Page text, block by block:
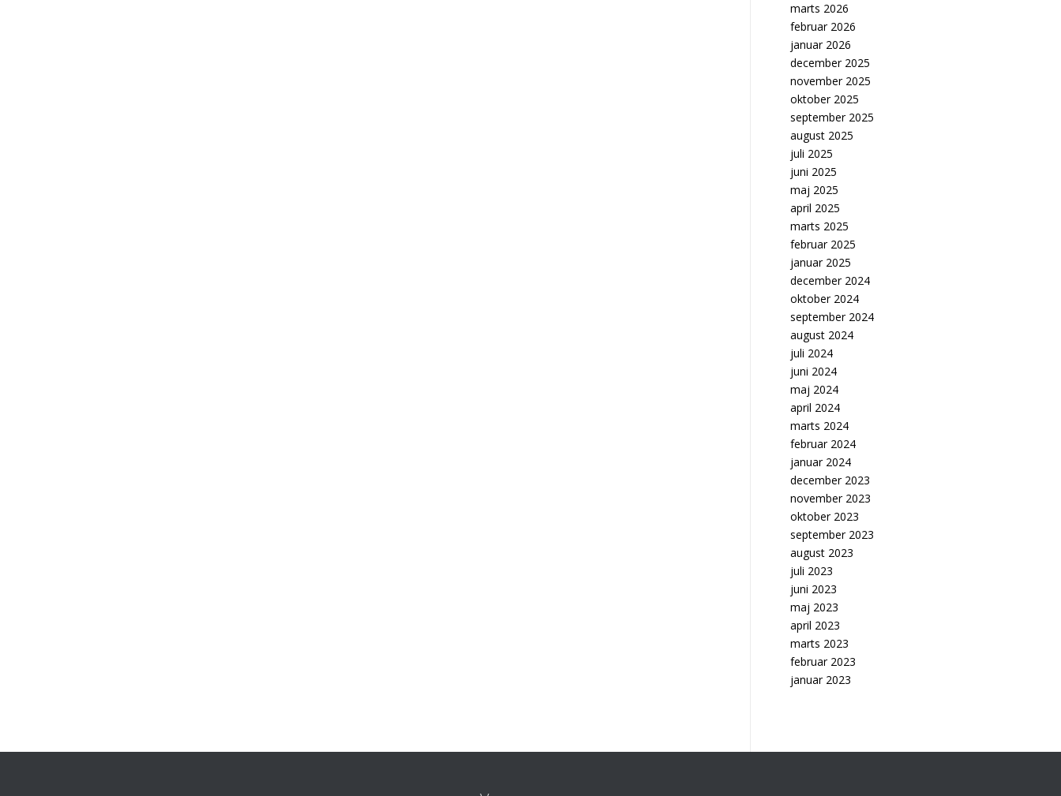
marts 2026
februar 2026
januar 2026
december 2025
november 2025
oktober 2025
september 2025
august 2025
juli 2025
juni 2025
maj 2025
april 2025
marts 2025
februar 2025
januar 2025
december 2024
oktober 2024
september 2024
august 2024
juli 2024
juni 2024
maj 2024
april 2024
marts 2024
februar 2024
januar 2024
december 2023
november 2023
oktober 2023
september 2023
august 2023
juli 2023
juni 2023
maj 2023
april 2023
marts 2023
februar 2023
januar 2023